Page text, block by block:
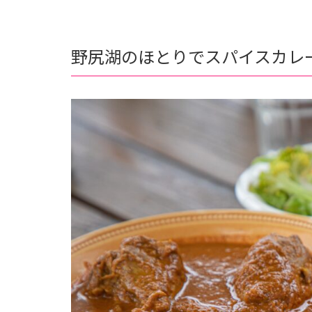
野尻湖のほとりでスパイスカレ